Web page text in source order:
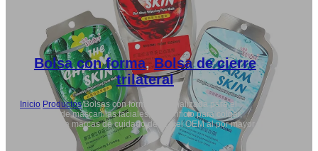
Bolsa con forma,Bolsa de cierre
trilateral
Inicio Productos/Bolsas con forma personalizada para el
envasado de mascarillas faciales, con orificio para colgar,
destinadas a marcas de cuidado de la piel OEM al por mayor